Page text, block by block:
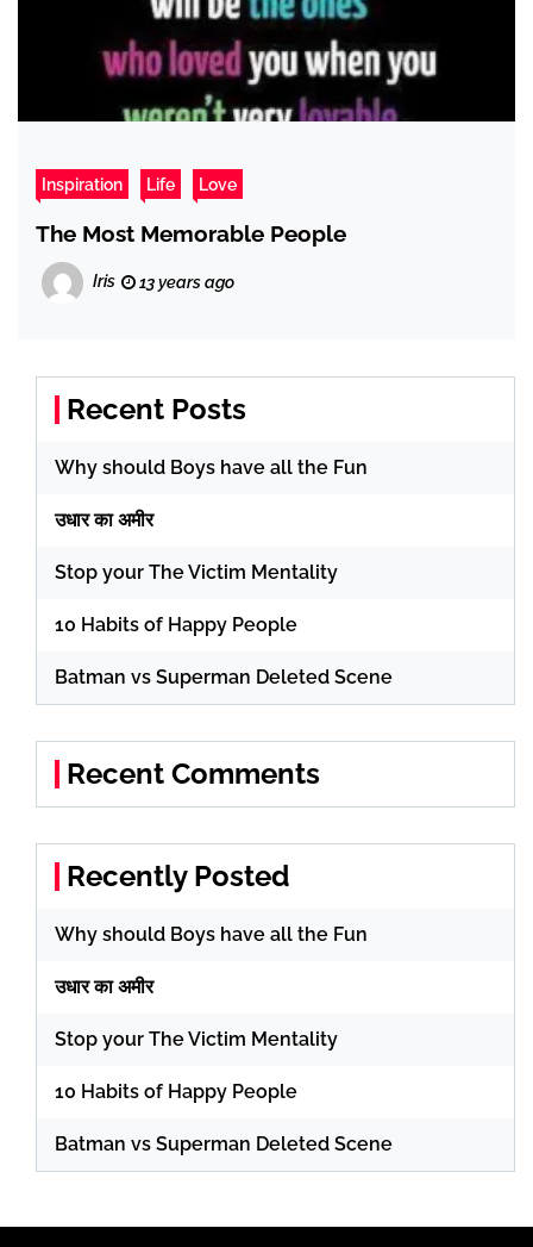
Inspiration Life Love
The Most Memorable People
Iris 13 years ago
Recent Posts
Why should Boys have all the Fun
उधार का अमीर
Stop your The Victim Mentality
10 Habits of Happy People
Batman vs Superman Deleted Scene
Recent Comments
Recently Posted
Why should Boys have all the Fun
उधार का अमीर
Stop your The Victim Mentality
10 Habits of Happy People
Batman vs Superman Deleted Scene